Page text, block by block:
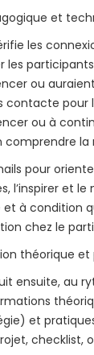
et
les
participants
ou
pour
ou à
comprendre la
pour
l’inspirer et le
et à condition
chez le
théorique et
ensuite, au
et
checklist,